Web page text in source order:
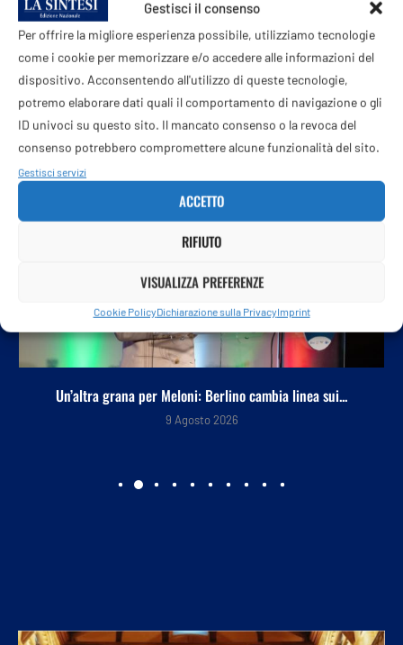
Gestisci il consenso
Per offrire la migliore esperienza possibile, utilizziamo tecnologie
come i cookie per memorizzare e/o accedere alle informazioni del
dispositivo. Acconsentendo all'utilizzo di queste tecnologie,
potremo elaborare dati quali il comportamento di navigazione o gli
ID univoci su questo sito. Il mancato consenso o la revoca del
consenso potrebbero compromettere alcune funzionalità del sito.
Gestisci servizi
ACCETTO
RIFIUTO
VISUALIZZA PREFERENZE
Cookie PolicyDichiarazione sulla PrivacyImprint
POTREBBE ANCHE PIACERTI
Un’altra grana per Meloni: Berlino cambia linea sui...
9 Agosto 2026